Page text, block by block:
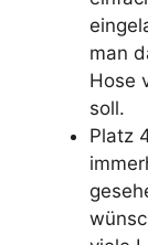
man
Hose
soll.
Platz